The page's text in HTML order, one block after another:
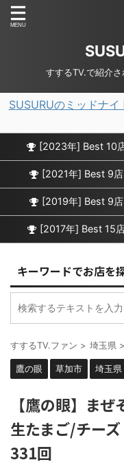
すするTV.で紹介
SUSURUのミッドナイ
[2023年] Best 10
[2021年] Best 9店
[2019年] Best 9店
[2017年] Best 15
キーワードでお店を
すするTV.ファン > 埼玉県 >
鷹の眼 草加市 埼玉県
【鷹の眼】ま
生たまご/チー
331回